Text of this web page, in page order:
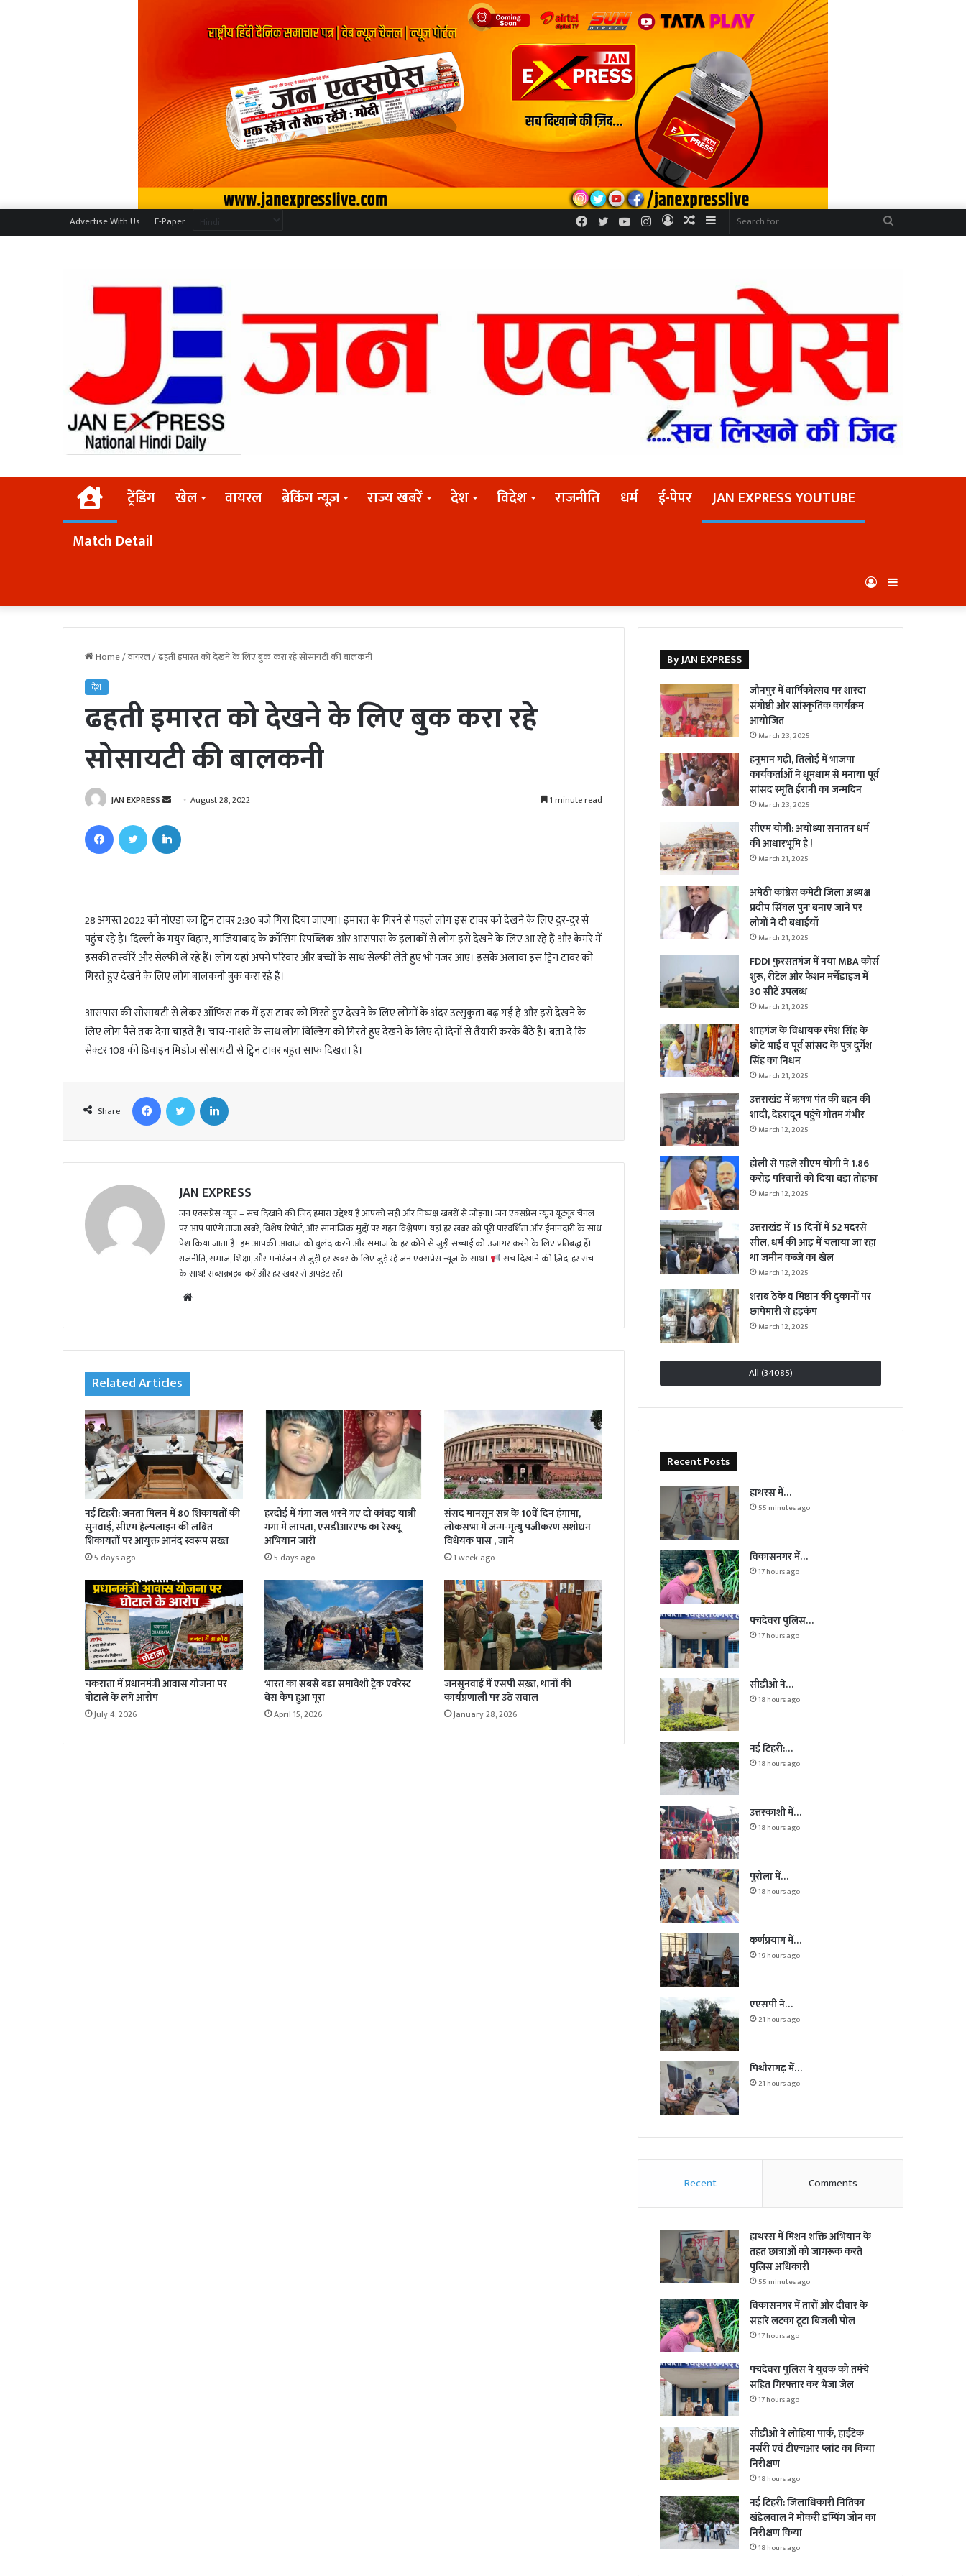
Advertise With Us E-Paper Sidebar
Random
Log
Instagram
YouTube
Twitter
Facebook
Homeट्रेंडिंग खेल वायरल ब्रेकिंग न्यूज़ राज्य खबरें देश विदेश राजनीति धर्म ई-पेपर
JAN EXPRESS YOUTUBE
Match Detail
Log
In
Home/वायरल/ढहती इमारत को देखने के लिए बुक करा रहे सोसायटी की बालकनी
देश
ढहती इमारत को देखने के लिए बुक करा रहे
सोसायटी की बालकनी
JAN EXPRESS
d
m
a
i
l
August 28, 2022 1 minute read
28 अगस्त 2022 को नोएडा का ट्विन टावर 2:30 बजे गिरा दिया जाएगा। इमारत के गिरने से पहले लोग इस टावर को देखने के लिए दुर-दुर से
पहुंच रहे है। दिल्ली के मयुर विहार, गाजियाबाद के क्रॉसिंग रिपब्लिक और आसपास के इलाकों से लोग इसे देखने के लिए आ रहे हैं और कैमरे में
इसकी तस्वीरें और सेल्फी ले रहे हैं। लोग यहां अपने परिवार और बच्चों के साथ सेल्फी लेते हुए भी नजर आए। इसके अलावा इस ट्विन टावर को
गिरते हुए देखने के लिए लोग बालकनी बुक करा रहे है।
आसपास की सोसायटी से लेकर ऑफिस तक में इस टावर को गिरते हुए देखने के लिए लोगों के अंदर उत्सुकुता बढ़ गई है और इसे देखने के
लिए लोग पैसे तक देना चाहते है। चाय-नाशते के साथ लोग बिल्डिंग को गिरते हुए देखने के लिए दो दिनों से तैयारी करके बैठे है। बता दें कि
सेक्टर 108 की डिवाइन मिडोज सोसायटी से ट्विन टावर बहुत साफ दिखता है।
Share
JAN EXPRESS
जन एक्सप्रेस न्यूज़ – सच दिखाने की ज़िद हमारा उद्देश्य है आपको सही और निष्पक्ष खबरों से जोड़ना। जन एक्सप्रेस न्यूज़ यूट्यूब चैनल
पर आप पाएंगे ताजा खबरें, विशेष रिपोर्ट, और सामाजिक मुद्दों पर गहन विश्लेषण। यहां हर खबर को पूरी पारदर्शिता और ईमानदारी के साथ
पेश किया जाता है। हम आपकी आवाज़ को बुलंद करने और समाज के हर कोने से जुड़ी सच्चाई को उजागर करने के लिए प्रतिबद्ध हैं।
राजनीति, समाज, शिक्षा, और मनोरंजन से जुड़ी हर खबर के लिए जुड़े रहें जन एक्सप्रेस न्यूज़ के साथ।
सच दिखाने की ज़िद, हर सच
के साथ! सब्सक्राइब करें और हर खबर से अपडेट रहें।
te
Related Articles
नई टिहरी: जनता मिलन में 80 शिकायतों की
सुनवाई, सीएम हेल्पलाइन की लंबित
शिकायतों पर आयुक्त आनंद स्वरूप सख्त
5 days ago
हरदोई में गंगा जल भरने गए दो कांवड़ यात्री
गंगा में लापता, एसडीआरएफ का रेस्क्यू
अभियान जारी
5 days ago
संसद मानसून सत्र के 10वें दिन हंगामा,
लोकसभा में जन्म-मृत्यु पंजीकरण संशोधन
विधेयक पास , जाने
1 week ago
चकराता में प्रधानमंत्री आवास योजना पर
घोटाले के लगे आरोप
July 4, 2026
भारत का सबसे बड़ा समावेशी ट्रेक एवरेस्ट
बेस कैंप हुआ पूरा
April 15, 2026
जनसुनवाई में एसपी सख़्त, थानों की
कार्यप्रणाली पर उठे सवाल
January 28, 2026
By JAN EXPRESS
जौनपुर में वार्षिकोत्सव पर शारदा
संगोष्ठी और सांस्कृतिक कार्यक्रम
आयोजित
March 23, 2025
हनुमान गढ़ी, तिलोई में भाजपा
कार्यकर्ताओं ने धूमधाम से मनाया पूर्व
सांसद स्मृति ईरानी का जन्मदिन
March 23, 2025
सीएम योगी: अयोध्या सनातन धर्म
की आधारभूमि है !
March 21, 2025
अमेठी कांग्रेस कमेटी जिला अध्यक्ष
प्रदीप सिंघल पुनः बनाए जाने पर
लोगों ने दी बधाईयाँ
March 21, 2025
FDDI फुरसतगंज में नया MBA कोर्स
शुरू, रीटेल और फैशन मर्चेंडाइज में
30 सीटें उपलब्ध
March 21, 2025
शाहगंज के विधायक रमेश सिंह के
छोटे भाई व पूर्व सांसद के पुत्र दुर्गेश
सिंह का निधन
March 21, 2025
उत्तराखंड में ऋषभ पंत की बहन की
शादी, देहरादून पहुंचे गौतम गंभीर
March 12, 2025
होली से पहले सीएम योगी ने 1.86
करोड़ परिवारों को दिया बड़ा तोहफा
March 12, 2025
उत्तराखंड में 15 दिनों में 52 मदरसे
सील, धर्म की आड़ में चलाया जा रहा
था जमीन कब्जे का खेल
March 12, 2025
शराब ठेके व मिष्ठान की दुकानों पर
छापेमारी से हड़कंप
March 12, 2025
All (34085)
Recent Posts
हाथरस में…
55 minutes ago
विकासनगर में…
17 hours ago
पचदेवरा पुलिस…
17 hours ago
सीडीओ ने…
18 hours ago
नई टिहरी:…
18 hours ago
उत्तरकाशी में…
18 hours ago
पुरोला में…
18 hours ago
कर्णप्रयाग में…
19 hours ago
एएसपी ने…
21 hours ago
पिथौरागढ़ में…
21 hours ago
Recent Comments
हाथरस में मिशन शक्ति अभियान के
तहत छात्राओं को जागरूक करते
पुलिस अधिकारी
55 minutes ago
विकासनगर में तारों और दीवार के
सहारे लटका टूटा बिजली पोल
17 hours ago
पचदेवरा पुलिस ने युवक को तमंचे
सहित गिरफ्तार कर भेजा जेल
17 hours ago
सीडीओ ने लोहिया पार्क, हाईटेक
नर्सरी एवं टीएचआर प्लांट का किया
निरीक्षण
18 hours ago
नई टिहरी: जिलाधिकारी नितिका
खंडेलवाल ने मोकरी डम्पिंग जोन का
निरीक्षण किया
18 hours ago